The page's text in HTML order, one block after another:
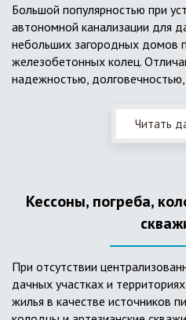
Большой популярностью при
автономной канализации для
небольших загородных домов
железобетонных колец.
надежностью,
ж/б колец состоят из
переливными трубами, в
септики требуют
Читать
Кессоны, погреба,
При отсутствии
дачных участках и
жилья в качестве источников